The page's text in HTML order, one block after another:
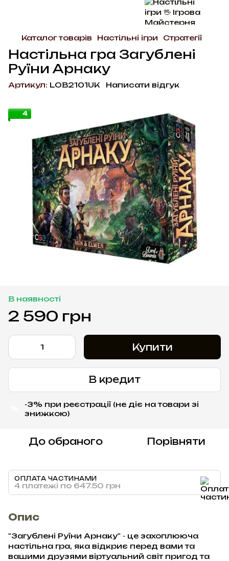
Каталог товарів Настільні ігри Стратегії
Настільна гра Загублені
Руїни Арнаку
Артикул: LOB2101UK Написати відгук
4
В наявності
2 590 грн
Купити
В кредит
-3% при реєстрації (не діє на товари зі
знижкою)
До обраного Порівняти
ОПЛАТА ЧАСТИНАМИ
4 платежі по 647.50 грн
Опис
"Загублені Руїни Арнаку" - це захоплююча
настільна гра, яка відкриє перед вами та
вашими друзями віртуальний світ пригод та